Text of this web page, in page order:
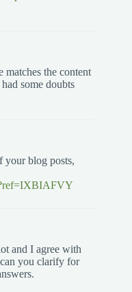
the content
some doubts
your blog posts,
and I agree with
you clarify for